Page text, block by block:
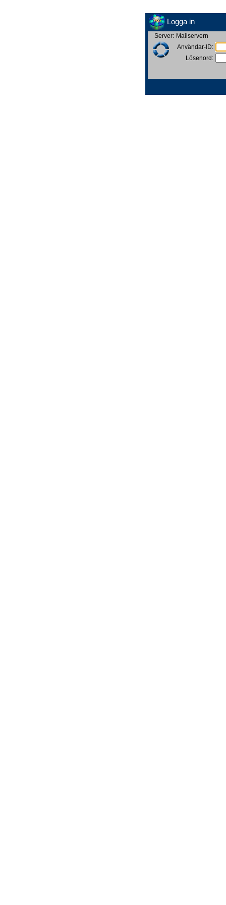
Logga in
Server: Mailservern
Användar-ID:
Lösenord: